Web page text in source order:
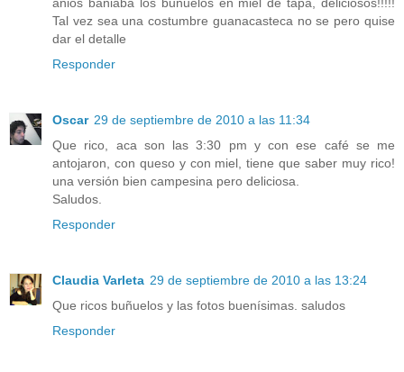
Tal vez sea una costumbre guanacasteca no se pero quise
dar el detalle
Responder
Oscar 29 de septiembre de 2010 a las 11:34
Que rico, aca son las 3:30 pm y con ese café se me
antojaron, con queso y con miel, tiene que saber muy rico!
una versión bien campesina pero deliciosa.
Saludos.
Responder
Claudia Varleta 29 de septiembre de 2010 a las 13:24
Que ricos buñuelos y las fotos buenísimas. saludos
Responder